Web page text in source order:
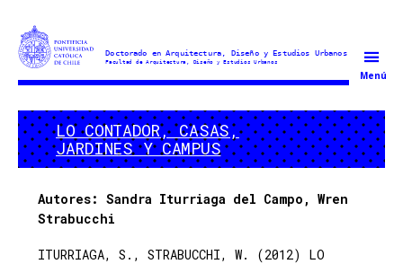
Doctorado
Arquitectura
y
Estudios
Urbanos
Menú
LO CONTADOR, CASAS,
JARDINES Y CAMPUS
Autores: Sandra Iturriaga del Campo, Wren
Strabucchi
ITURRIAGA, S., STRABUCCHI, W. (2012) LO